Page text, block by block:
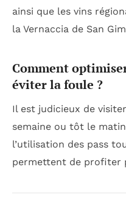
ainsi que les vins
la Vernaccia de San
Comment
éviter la foule ?
Il est judicieux de
semaine ou tôt le
l’utilisation des pass
permettent de profiter